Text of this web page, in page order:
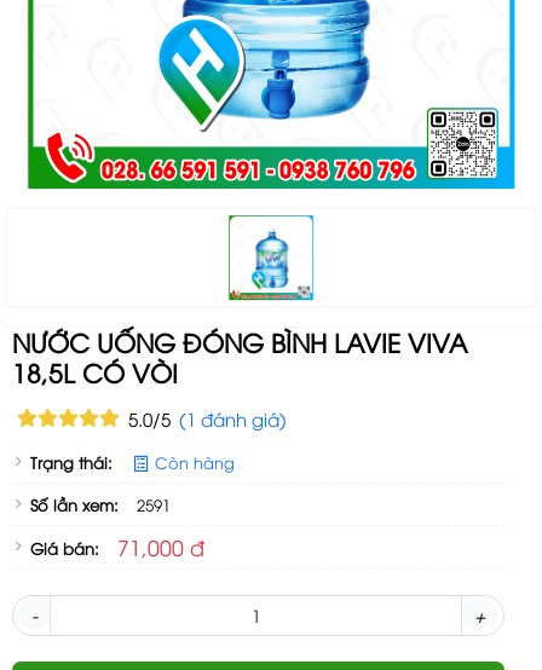
NƯỚC UỐNG ĐÓNG BÌNH LAVIE VIVA
18,5L CÓ VÒI
5.0/5 (1 đánh giá)
Trạng thái:
Còn hàng
Số lần xem:
2591
Giá bán:
71,000 đ
- +